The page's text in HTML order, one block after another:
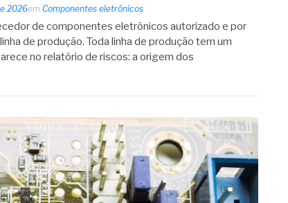
2026em Componentes eletrônicos
de componentes eletrônicos autorizado e por
de produção. Toda linha de produção tem um
no relatório de riscos: a origem dos